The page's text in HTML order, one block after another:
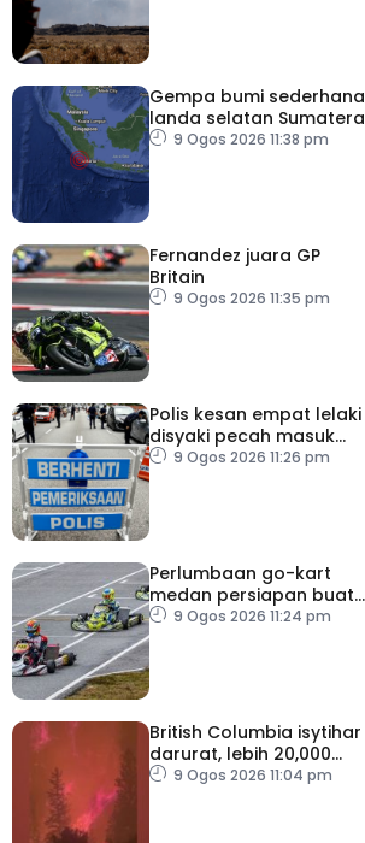
Gempa bumi sederhana
landa selatan Sumatera
9 Ogos 2026 11:38 pm
Fernandez juara GP
Britain
9 Ogos 2026 11:35 pm
Polis kesan empat lelaki
disyaki pecah masuk
rumah
9 Ogos 2026 11:26 pm
Perlumbaan go-kart
medan persiapan buat
Putera Adam
9 Ogos 2026 11:24 pm
British Columbia isytihar
darurat, lebih 20,000
penduduk dipindahkan
9 Ogos 2026 11:04 pm